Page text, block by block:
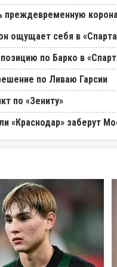
преждевременную
ощущает себя в
по Барко в
по Ливаю Гарсии
по «Зениту»
«Краснодар» заберут